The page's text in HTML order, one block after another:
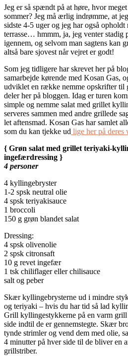
Jeg er så spændt på at høre, hvor
sommer? Jeg må ærlig indrømme, at
sidste 4-5 uger og jeg har også
terrasse… hmmm, ja, jeg venter stadig
igennem, og selvom man sagtens kan
altså bare sjovest når vejret er godt!
Som jeg tidligere har skrevet her på
samarbejde kørende med Kosan Gas,
udviklet en række nemme opskrifter til
deler her på bloggen. Idag er turen
simple og nemme salat med grillet
serveres sammen med andre grillede
let aftensmad. Kosan Gas har samlet
som du kan tjekke ud lige her på deres
{ Grøn salat med grillet teriyaki-
ingefærdressing }
4 personer
4 kyllingebryster
1-2 spsk neutral olie
4 spsk teriyakisauce
1 broccoli
150 g grøn blandet salat
Dressing:
4 spsk olivenolie
2 spsk citronsaft
10 g revet ingefær
1 tsk chiliflager eller chilisauce
salt og peber
Skær kyllingebrysterne ud i mindre
og teriyaki – hvis du har tid så lad
Grill kyllingestykkerne på en varm
side indtil de er gennemstegte. Skær
tynde strimler og vend dem med olie,
4 minutter på hver side til de bliver en
grillstriber.